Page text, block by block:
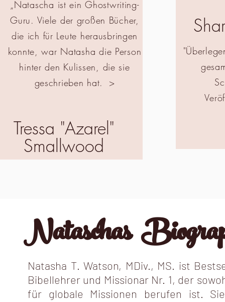
Tressa "Azarel"
Smallwood
„Natascha ist ein Ghostwriting-
Guru. Viele der großen Bücher,
die ich für Leute herausbringen
konnte, war Natasha die Person
hinter den Kulissen, die sie
geschrieben hat.
>
Nataschas
Natasha T. Watson, MDiv., MS. ist
Bibellehrer und Missionar Nr. 1, der
für globale Missionen berufen ist.